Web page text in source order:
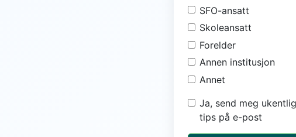
SFO-ansatt
Skoleansatt
Forelder
Annen institusjon
Annet
Ja, send meg
tips på e-post